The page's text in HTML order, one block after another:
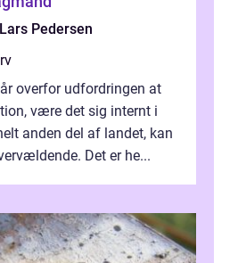
Lars Pedersen
overfor udfordringen at
være det sig internt i
anden del af landet, kan
Det er he...